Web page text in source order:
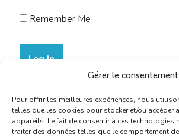
Gérer le consentement
Pour offrir les meilleures expériences, nous
telles que les cookies pour stocker et/ou accéder
appareils. Le fait de consentir à ces technologies
traiter des données telles que le comportement
Remember Me
Join Now|Lost